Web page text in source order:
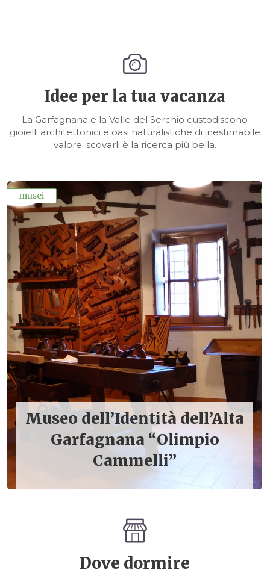
Idee per la tua vacanza
La Garfagnana e la Valle del Serchio custodiscono
gioielli architettonici e oasi naturalistiche di inestimabile
valore: scovarli è la ricerca più bella.
musei
Museo dell’Identità dell’Alta
Garfagnana “Olimpio
Cammelli”
Dove dormire